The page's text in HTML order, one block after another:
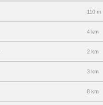
110 m
4 km
2 km
3 km
8 km